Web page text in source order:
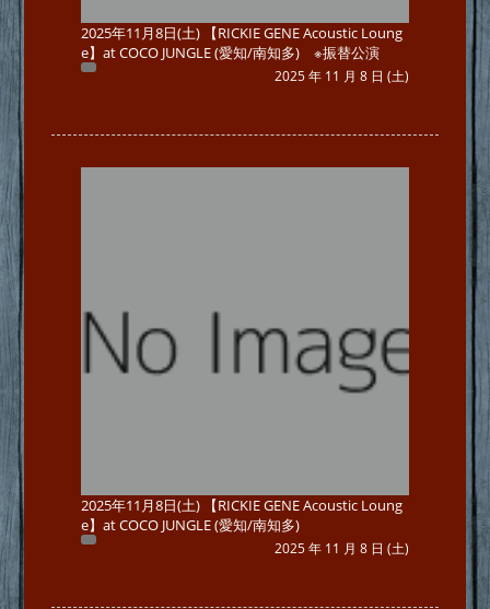
2025年11月8日(土) 【RICKIE GENE Acoustic Loung
e】at COCO JUNGLE (愛知/南知多) ※振替公演
2025 年 11 月 8 日 (土)
2025年11月8日(土) 【RICKIE GENE Acoustic Loung
e】at COCO JUNGLE (愛知/南知多)
2025 年 11 月 8 日 (土)